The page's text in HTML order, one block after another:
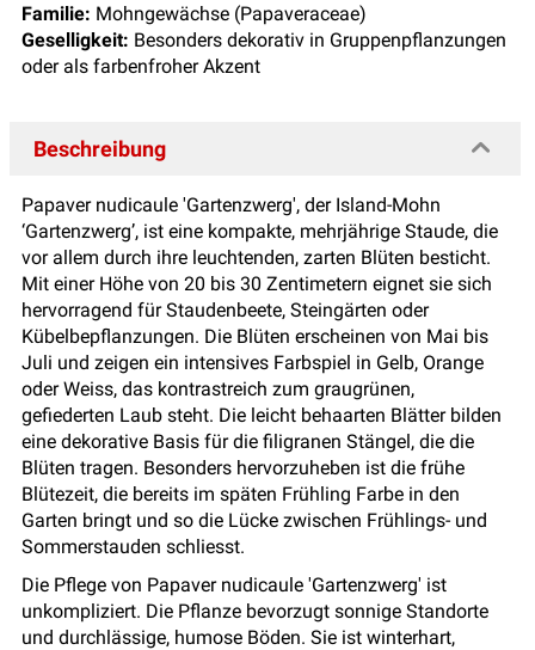
Familie: Mohngewächse (Papaveraceae)
Geselligkeit: Besonders dekorativ in Gruppenpflanzungen
oder als farbenfroher Akzent
Beschreibung
Papaver nudicaule 'Gartenzwerg', der Island-Mohn
‘Gartenzwerg’, ist eine kompakte, mehrjährige Staude, die
vor allem durch ihre leuchtenden, zarten Blüten besticht.
Mit einer Höhe von 20 bis 30 Zentimetern eignet sie sich
hervorragend für Staudenbeete, Steingärten oder
Kübelbepflanzungen. Die Blüten erscheinen von Mai bis
Juli und zeigen ein intensives Farbspiel in Gelb, Orange
oder Weiss, das kontrastreich zum graugrünen,
gefiederten Laub steht. Die leicht behaarten Blätter bilden
eine dekorative Basis für die filigranen Stängel, die die
Blüten tragen. Besonders hervorzuheben ist die frühe
Blütezeit, die bereits im späten Frühling Farbe in den
Garten bringt und so die Lücke zwischen Frühlings- und
Sommerstauden schliesst.
Die Pflege von Papaver nudicaule 'Gartenzwerg' ist
unkompliziert. Die Pflanze bevorzugt sonnige Standorte
und durchlässige, humose Böden. Sie ist winterhart,